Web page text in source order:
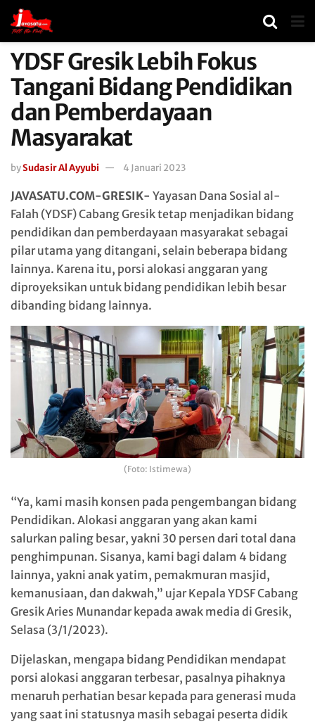
YDSF Gresik Lebih Fokus
Tangani Bidang Pendidikan
dan Pemberdayaan
Masyarakat
bySudasir Al Ayyubi 4 Januari 2023
JAVASATU.COM-GRESIK- Yayasan Dana Sosial al-
Falah (YDSF) Cabang Gresik tetap menjadikan bidang
pendidikan dan pemberdayaan masyarakat sebagai
pilar utama yang ditangani, selain beberapa bidang
lainnya. Karena itu, porsi alokasi anggaran yang
diproyeksikan untuk bidang pendidikan lebih besar
dibanding bidang lainnya.
(Foto: Istimewa)
“Ya, kami masih konsen pada pengembangan bidang
Pendidikan. Alokasi anggaran yang akan kami
salurkan paling besar, yakni 30 persen dari total dana
penghimpunan. Sisanya, kami bagi dalam 4 bidang
lainnya, yakni anak yatim, pemakmuran masjid,
kemanusiaan, dan dakwah,” ujar Kepala YDSF Cabang
Gresik Aries Munandar kepada awak media di Gresik,
Selasa (3/1/2023).
Dijelaskan, mengapa bidang Pendidikan mendapat
porsi alokasi anggaran terbesar, pasalnya pihaknya
menaruh perhatian besar kepada para generasi muda
yang saat ini statusnya masih sebagai peserta didik